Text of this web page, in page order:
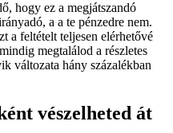
hogy ez a megjátszandó
a a te pénzedre nem.
a feltételt teljesen elérhetővé
megtalálod a részletes
változata hány százalékban
vészelheted át